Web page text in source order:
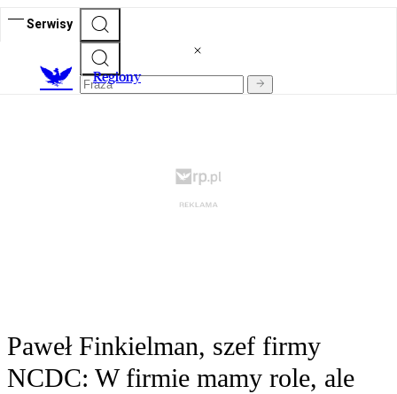
Serwisy
Regiony
Paweł Finkielman, szef firmy
NCDC: W firmie mamy role, ale